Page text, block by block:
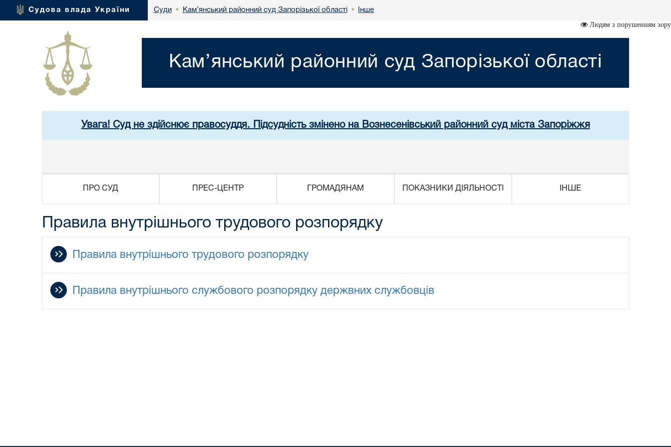
Судова влада України Суди • Кам’янський районний суд Запорізької області • Інше
Людям з порушенням зору
Кам’янський районний суд Запорізької області
Увага! Суд не здійснює правосуддя. Підсудність змінено на Вознесенівський районний суд міста Запоріжжя
ПРО СУД ПРЕС-ЦЕНТР ГРОМАДЯНАМ ПОКАЗНИКИ ДІЯЛЬНОСТІ ІНШЕ
Правила внутрішнього трудового розпорядку
Правила внутрішнього трудового розпорядку
Правила внутрішнього службового розпорядку держвних службовців